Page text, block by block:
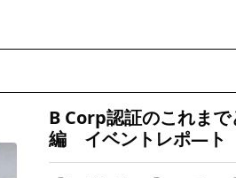
B Corp認証のこれま
編 イベントレポ―ト